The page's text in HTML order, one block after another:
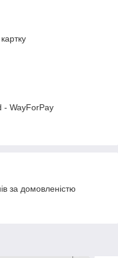
- WayForPay
за домовленістю